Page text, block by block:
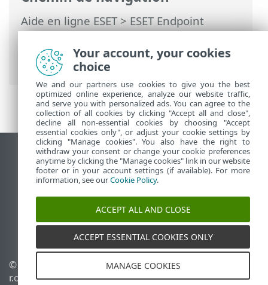
Aide en ligne ESET>ESET Endpoint
Security>Utilisation d'ESET Endpoint
Security >Aide et assistance> Assistance
technique
Afficher le site des postes de travail
End of Life
Base de connaissances ESET
Forum ESET
ESET Status Portal
Support régional
© 1992 - 2026 ESET, spol. s
r.o. - Tous droits réservés.
Politique relative aux
Your account, your cookies
choice
We and our partners use cookies to give you the best
optimized online experience, analyze our website traffic,
and serve you with personalized ads. You can agree to the
collection of all cookies by clicking "Accept all and close",
decline all non-essential cookies by choosing "Accept
essential cookies only", or adjust your cookie settings by
clicking "Manage cookies". You also have the right to
withdraw your consent or change your cookie preferences
anytime by clicking the "Manage cookies" link in our website
footer or in your account settings (if available). For more
information, see ourCookie Policy.
ACCEPT ALL AND CLOSE
ACCEPT ESSENTIAL COOKIES ONLY
MANAGE COOKIES